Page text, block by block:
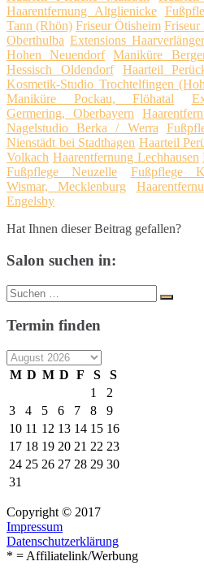
Haarentfernung Altglienicke
Tann (Rhön) Friseur Ötisheim Friseur
Oberthulba Extensions
Hohen Neuendorf Maniküre
Hessisch Oldendorf
Haarteil
Kosmetik-Studio Trochtelfingen
Maniküre Pockau, Flöhatal
Germering, Oberbayern
Nagelstudio Berka / Werra
Nienstädt bei Stadthagen Haarteil
Volkach Haarentfernung Lechhausen
Fußpflege Neuzelle
Fußpflege
Wismar, Mecklenburg
Engelsby
Hat Ihnen dieser Beitrag gefallen?
Salon suchen in:
Suche
nach:
Suchen
Termin finden
M D M D F S
S
1
2
3
4 5 6 7 8
9
10 11 12 13 14 15 16
17 18 19 20 21 22 23
24 25 26 27 28 29 30
31
Copyright © 2017
Impressum
Datenschutzerklärung
* = Affiliatelink/Werbung